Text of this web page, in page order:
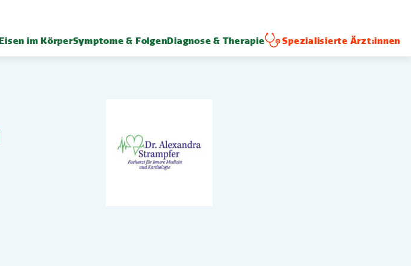
Eisen im KörperSymptome & Folgen Diagnose & Therapie Spezialisierte Ärzt:innen